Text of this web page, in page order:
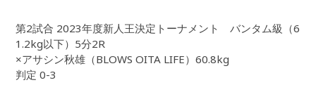
第2試合 2023年度新人王決定トーナメント バンタム級（6
1.2kg以下）5分2R
×アサシン秋雄（BLOWS OITA LIFE）60.8kg
判定 0-3